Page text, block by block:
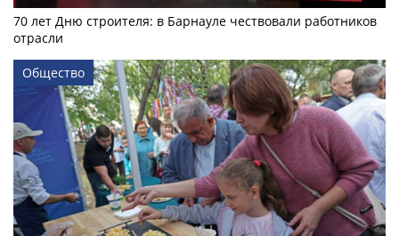
70 лет Дню строителя: в Барнауле чествовали работников
отрасли
Общество